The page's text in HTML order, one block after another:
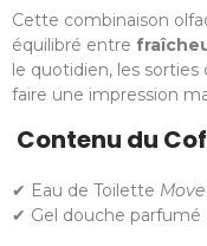
Cette combinaison
équilibré entre
le quotidien, les
faire une impression
Contenu du
✔ Eau de Toilette
✔ Gel douche parfumé